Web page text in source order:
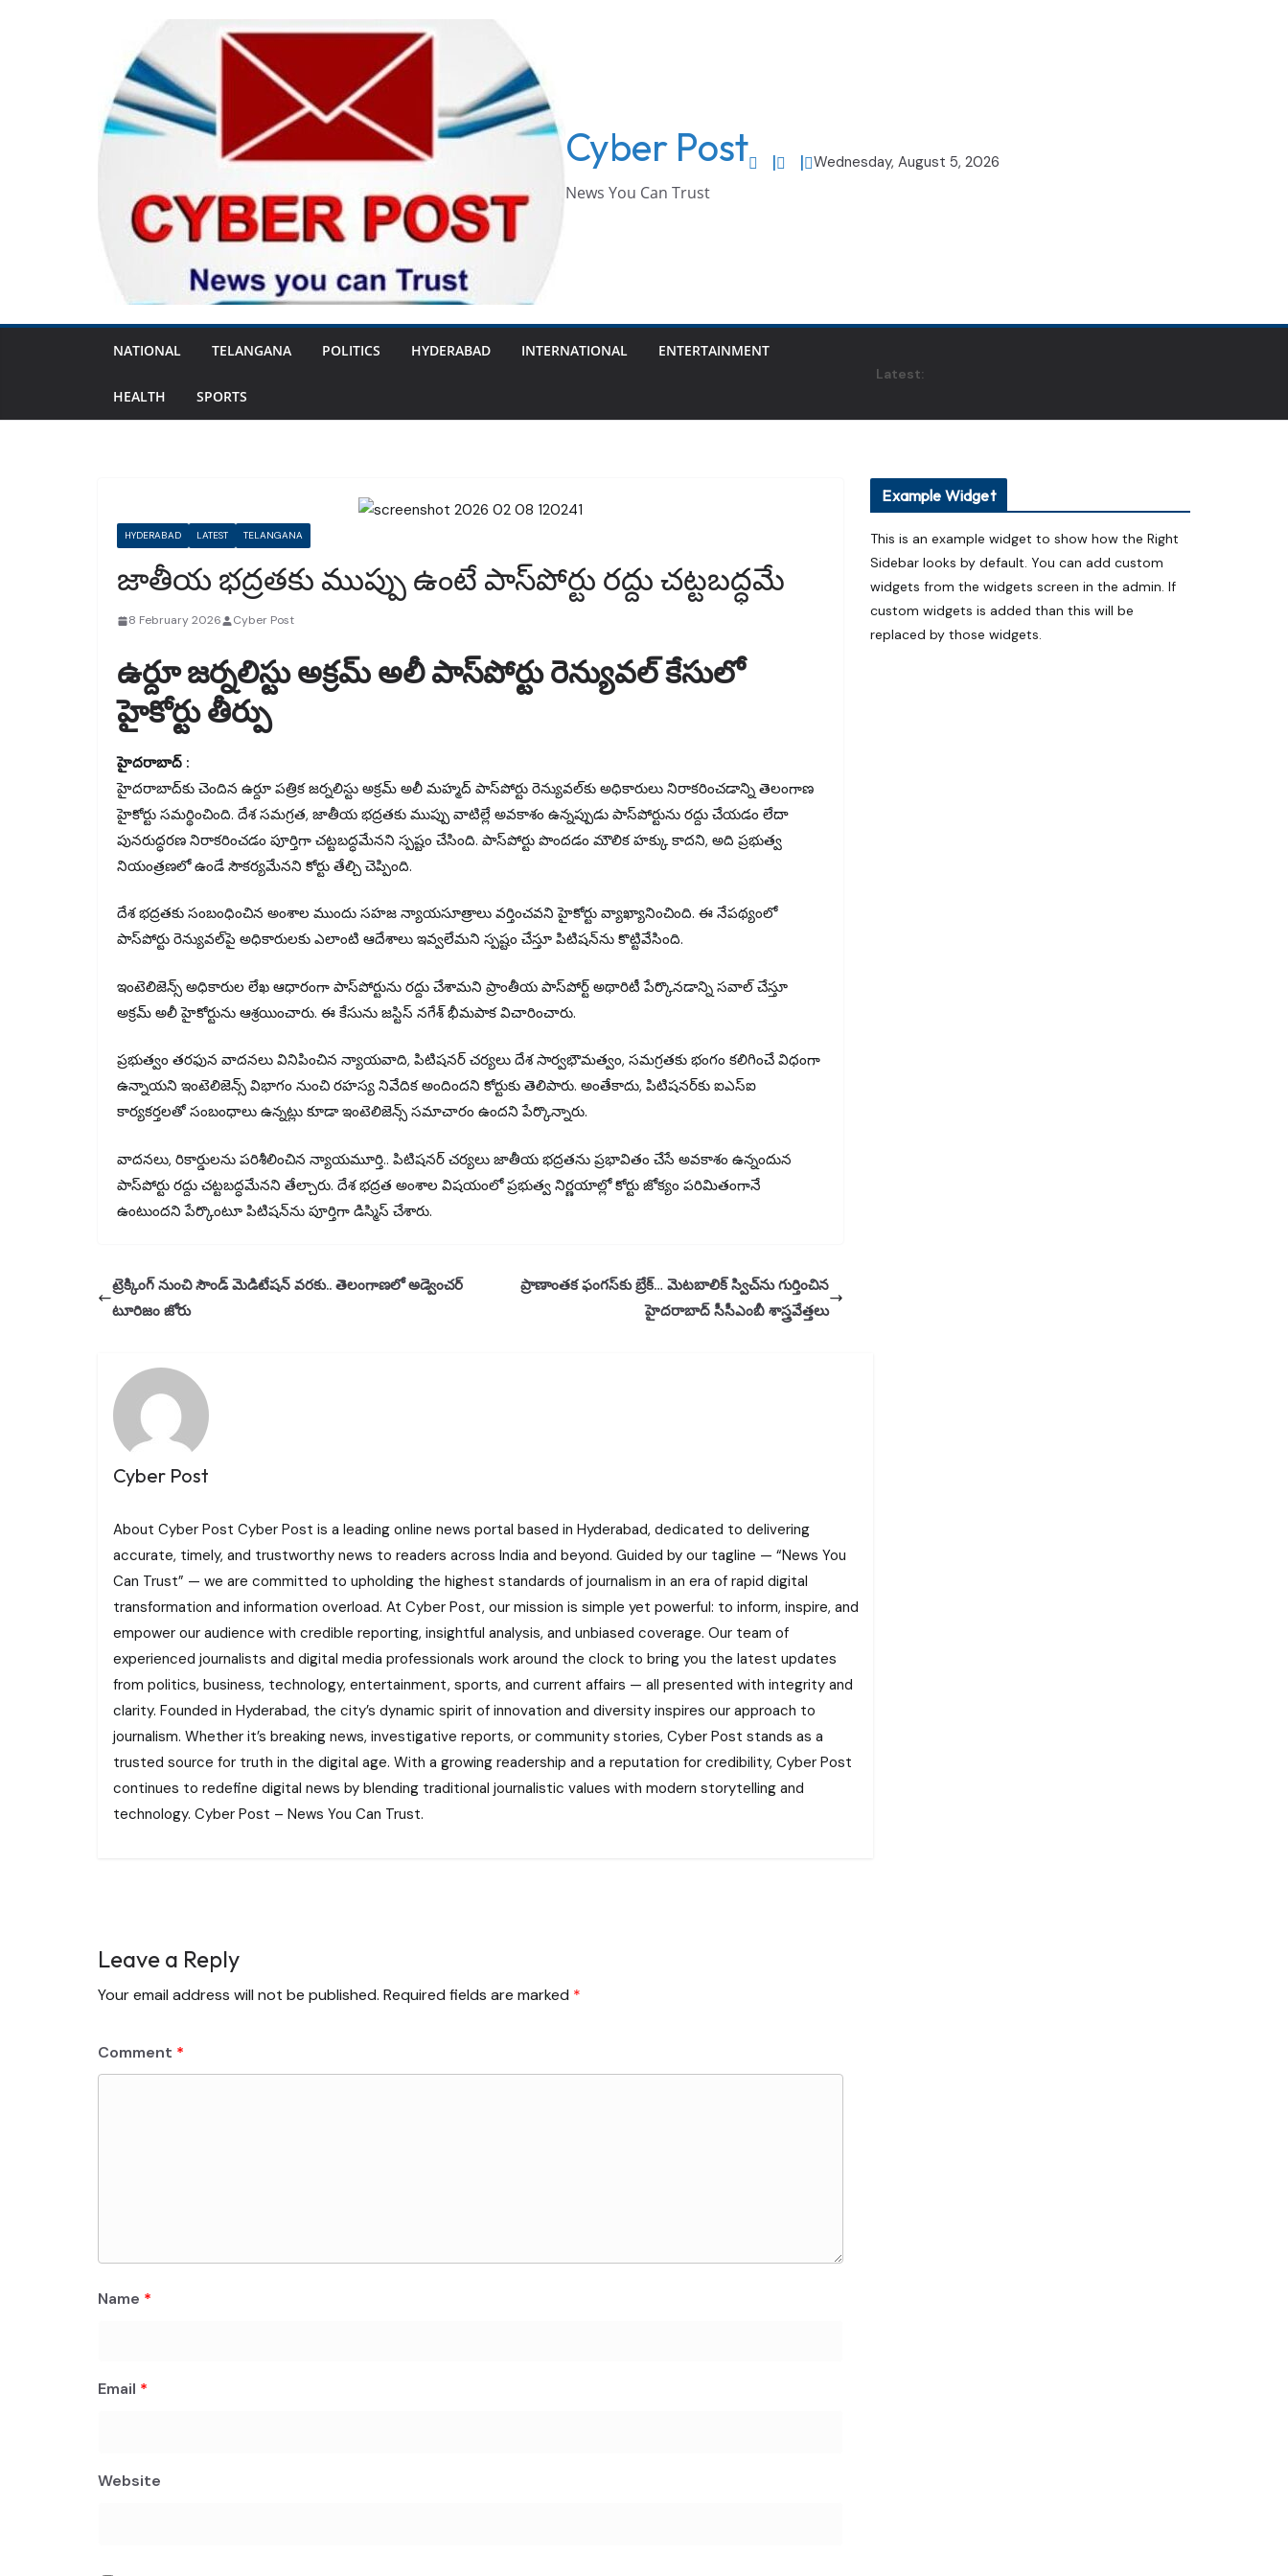
Cyber Post
News You Can Trust
Wednesday, August 5, 2026
NATIONAL TELANGANA POLITICS HYDERABAD INTERNATIONAL ENTERTAINMENT
HEALTH SPORTS
Latest:
HYDERABAD LATEST TELANGANA
జాతీయ భద్రతకు ముప్పు ఉంటే పాస్‌పోర్టు రద్దు చట్టబద్ధమే
8 February 2026 Cyber Post
ఉర్దూ జర్నలిస్టు అక్రమ్ అలీ పాస్‌పోర్టు రెన్యువల్ కేసులో
హైకోర్టు తీర్పు
హైదరాబాద్‌ :
హైదరాబాద్‌కు చెందిన ఉర్దూ పత్రిక జర్నలిస్టు అక్రమ్‌ అలీ మహ్మద్‌ పాస్‌పోర్టు రెన్యువల్‌కు అధికారులు నిరాకరించడాన్ని తెలంగాణ
హైకోర్టు సమర్థించింది. దేశ సమగ్రత, జాతీయ భద్రతకు ముప్పు వాటిల్లే అవకాశం ఉన్నప్పుడు పాస్‌పోర్టును రద్దు చేయడం లేదా
పునరుద్ధరణ నిరాకరించడం పూర్తిగా చట్టబద్ధమేనని స్పష్టం చేసింది. పాస్‌పోర్టు పొందడం మౌలిక హక్కు కాదని, అది ప్రభుత్వ
నియంత్రణలో ఉండే సౌకర్యమేనని కోర్టు తేల్చి చెప్పింది.
దేశ భద్రతకు సంబంధించిన అంశాల ముందు సహజ న్యాయసూత్రాలు వర్తించవని హైకోర్టు వ్యాఖ్యానించింది. ఈ నేపథ్యంలో
పాస్‌పోర్టు రెన్యువల్‌పై అధికారులకు ఎలాంటి ఆదేశాలు ఇవ్వలేమని స్పష్టం చేస్తూ పిటిషన్‌ను కొట్టివేసింది.
ఇంటెలిజెన్స్ అధికారుల లేఖ ఆధారంగా పాస్‌పోర్టును రద్దు చేశామని ప్రాంతీయ పాస్‌పోర్ట్ అథారిటీ పేర్కొనడాన్ని సవాల్ చేస్తూ
అక్రమ్ అలీ హైకోర్టును ఆశ్రయించారు. ఈ కేసును జస్టిస్‌ నగేశ్‌ భీమపాక విచారించారు.
ప్రభుత్వం తరఫున వాదనలు వినిపించిన న్యాయవాది, పిటిషనర్‌ చర్యలు దేశ సార్వభౌమత్వం, సమగ్రతకు భంగం కలిగించే విధంగా
ఉన్నాయని ఇంటెలిజెన్స్ విభాగం నుంచి రహస్య నివేదిక అందిందని కోర్టుకు తెలిపారు. అంతేకాదు, పిటిషనర్‌కు ఐఎస్‌ఐ
కార్యకర్తలతో సంబంధాలు ఉన్నట్లు కూడా ఇంటెలిజెన్స్ సమాచారం ఉందని పేర్కొన్నారు.
వాదనలు, రికార్డులను పరిశీలించిన న్యాయమూర్తి.. పిటిషనర్ చర్యలు జాతీయ భద్రతను ప్రభావితం చేసే అవకాశం ఉన్నందున
పాస్‌పోర్టు రద్దు చట్టబద్ధమేనని తేల్చారు. దేశ భద్రత అంశాల విషయంలో ప్రభుత్వ నిర్ణయాల్లో కోర్టు జోక్యం పరిమితంగానే
ఉంటుందని పేర్కొంటూ పిటిషన్‌ను పూర్తిగా డిస్మిస్ చేశారు.
ట్రెక్కింగ్‌ నుంచి సౌండ్‌ మెడిటేషన్‌ వరకు.. తెలంగాణలో అడ్వెంచర్‌
టూరిజం జోరు
ప్రాణాంతక ఫంగస్‌కు బ్రేక్… మెటబాలిక్ స్విచ్‌ను గుర్తించిన
హైదరాబాద్ సీసీఎంబీ శాస్త్రవేత్తలు
Cyber Post
About Cyber Post Cyber Post is a leading online news portal based in Hyderabad, dedicated to delivering
accurate, timely, and trustworthy news to readers across India and beyond. Guided by our tagline — “News You
Can Trust” — we are committed to upholding the highest standards of journalism in an era of rapid digital
transformation and information overload. At Cyber Post, our mission is simple yet powerful: to inform, inspire, and
empower our audience with credible reporting, insightful analysis, and unbiased coverage. Our team of
experienced journalists and digital media professionals work around the clock to bring you the latest updates
from politics, business, technology, entertainment, sports, and current affairs — all presented with integrity and
clarity. Founded in Hyderabad, the city’s dynamic spirit of innovation and diversity inspires our approach to
journalism. Whether it’s breaking news, investigative reports, or community stories, Cyber Post stands as a
trusted source for truth in the digital age. With a growing readership and a reputation for credibility, Cyber Post
continues to redefine digital news by blending traditional journalistic values with modern storytelling and
technology. Cyber Post – News You Can Trust.
Leave a Reply
Your email address will not be published. Required fields are marked *
Comment *
Name *
Email *
Website
Example Widget
This is an example widget to show how the Right
Sidebar looks by default. You can add custom
widgets from the widgets screen in the admin. If
custom widgets is added than this will be
replaced by those widgets.